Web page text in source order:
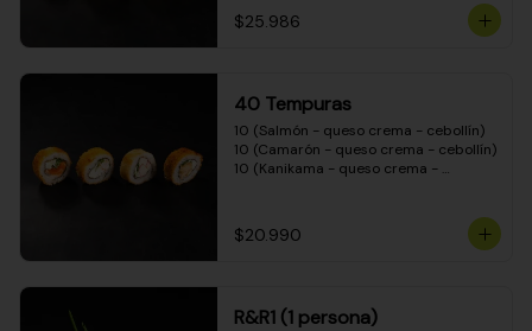
envuelto en queso crema) 10
(Camarón - queso crema - cebollín -
$25.986
40 Tempuras
10 (Salmón - queso crema - cebollín)
10 (Camarón - queso crema - cebollín)
10 (Kanikama - queso crema -
$20.990
R&R1 (1 persona)